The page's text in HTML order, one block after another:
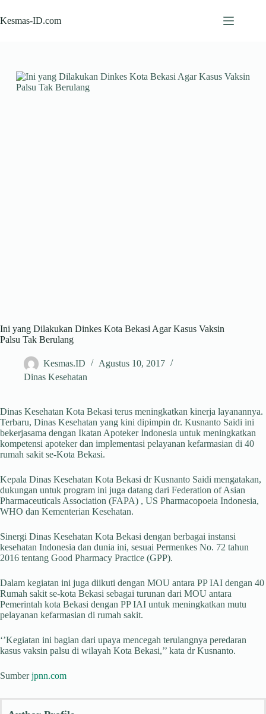
to
content
Kesmas-ID.com
Ini yang Dilakukan Dinkes Kota Bekasi Agar Kasus Vaksin
Palsu Tak Berulang
Kesmas.ID
Agustus 10, 2017
Dinas Kesehatan
Dinas Kesehatan Kota Bekasi terus meningkatkan kinerja layanannya.
Terbaru, Dinas Kesehatan yang kini dipimpin dr. Kusnanto Saidi ini
bekerjasama dengan Ikatan Apoteker Indonesia untuk meningkatkan
kompetensi apoteker dan implementasi pelayanan kefarmasian di 40
rumah sakit se-Kota Bekasi.
Kepala Dinas Kesehatan Kota Bekasi dr Kusnanto Saidi mengatakan,
dukungan untuk program ini juga datang dari Federation of Asian
Pharmaceuticals Association (FAPA) , US Pharmacopoeia Indonesia,
WHO dan Kementerian Kesehatan.
Sinergi Dinas Kesehatan Kota Bekasi dengan berbagai instansi
kesehatan Indonesia dan dunia ini, sesuai Permenkes No. 72 tahun
2016 tentang Good Pharmacy Practice (GPP).
Dalam kegiatan ini juga diikuti dengan MOU antara PP IAI dengan 40
Rumah sakit se-kota Bekasi sebagai turunan dari MOU antara
Pemerintah kota Bekasi dengan PP IAI untuk meningkatkan mutu
pelayanan kefarmasian di rumah sakit.
‘’Kegiatan ini bagian dari upaya mencegah terulangnya peredaran
kasus vaksin palsu di wilayah Kota Bekasi,’’ kata dr Kusnanto.
Sumberjpnn.com